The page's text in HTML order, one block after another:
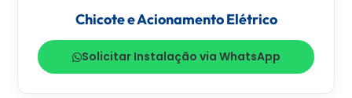
Chicote e Acionamento Elétrico
Solicitar Instalação via WhatsApp